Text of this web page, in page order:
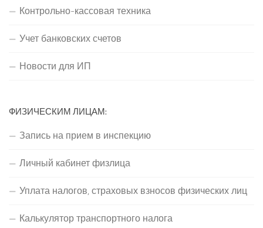
Контрольно-кассовая техника
Учет банковских счетов
Новости для ИП
ФИЗИЧЕСКИМ ЛИЦАМ:
Запись на прием в инспекцию
Личный кабинет физлица
Уплата налогов, страховых взносов физических лиц
Калькулятор транспортного налога